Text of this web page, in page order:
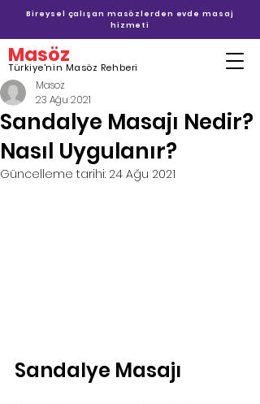
Bireysel çalışan masözlerden evde masaj
hizmeti
Masöz
Türkiye'nin Masöz Rehberi
Sandalye Masajı Nedir?
Nasıl Uygulanır?
Masoz
23 Ağu 2021
Güncelleme tarihi: 24 Ağu 2021
Sandalye Masajı